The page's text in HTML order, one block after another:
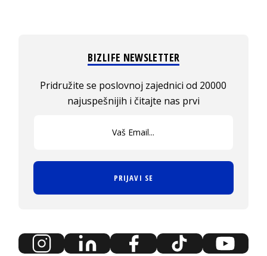
BIZLIFE NEWSLETTER
Pridružite se poslovnoj zajednici od 20000
najuspešnijih i čitajte nas prvi
PRIJAVI SE